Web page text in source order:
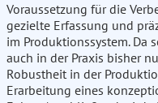
Voraussetzung für die
gezielte Erfassung und
im Produktionssystem. Da
auch in der Praxis bisher
Robustheit in der
Erarbeitung eines